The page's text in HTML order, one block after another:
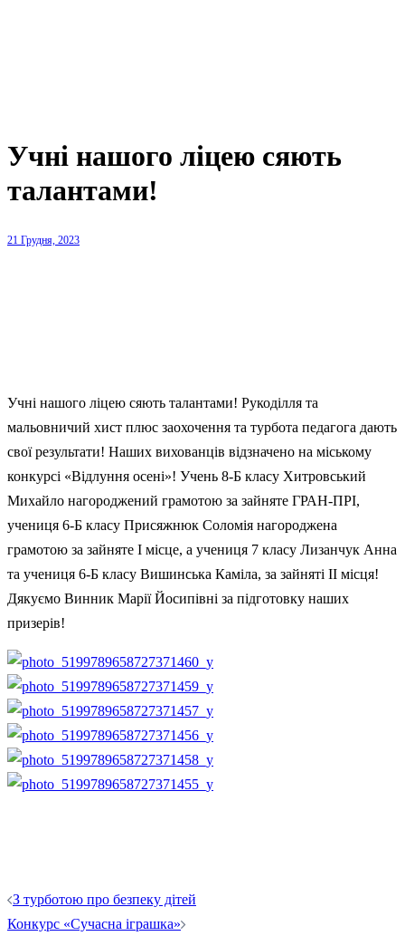
Учні нашого ліцею сяють
талантами!
21 Грудня, 2023
Учні нашого ліцею сяють талантами! Рукоділля та
мальовничий хист плюс заохочення та турбота педагога дають
свої результати! Наших вихованців відзначено на міському
конкурсі «Відлуння осені»! Учень 8-Б класу Хитровський
Михайло нагороджений грамотою за зайняте ГРАН-ПРІ,
учениця 6-Б класу Присяжнюк Соломія нагороджена
грамотою за зайняте І місце, а учениця 7 класу Лизанчук Анна
та учениця 6-Б класу Вишинська Каміла, за зайняті ІІ місця!
Дякуємо Винник Марії Йосипівні за підготовку наших
призерів!
Навігація
по
З турботою про безпеку дітей
Конкурс «Сучасна іграшка»